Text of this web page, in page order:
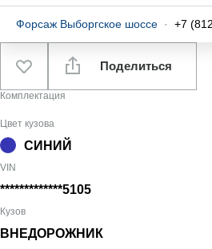
Форсаж Выборгское шоссе · +7
Поделиться
Комплектация
Цвет кузова
СИНИЙ
VIN
*************5105
Кузов
ВНЕДОРОЖНИК